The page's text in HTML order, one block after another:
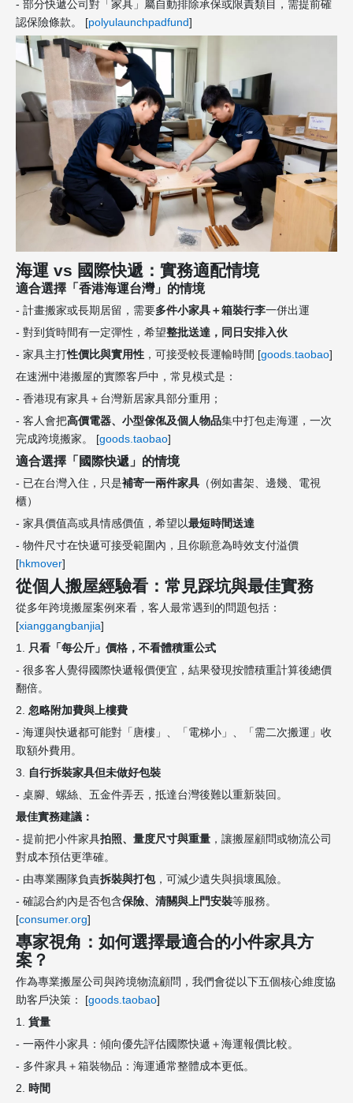
- 部分快遞公司對「家具」屬自動排除承保或限責類目，需提前確
認保險條款。 [polyulaunchpadfund]
海運 vs 國際快遞：實務適配情境
適合選擇「香港海運台灣」的情境
- 計畫搬家或長期居留，需要多件小家具＋箱裝行李一併出運
- 對到貨時間有一定彈性，希望整批送達，同日安排入伙
- 家具主打性價比與實用性 ，可接受較長運輸時間 [goods.taobao]
在速洲中港搬屋的實際客戶中，常見模式是：
- 香港現有家具＋台灣新居家具部分重用；
- 客人會把高價電器、小型傢俬及個人物品集中打包走海運，一次
完成跨境搬家。 [goods.taobao]
適合選擇「國際快遞」的情境
- 已在台灣入住，只是補寄一兩件家具 （例如書架、邊幾、電視
櫃）
- 家具價值高或具情感價值，希望以最短時間送達
- 物件尺寸在快遞可接受範圍內，且你願意為時效支付溢價
[hkmover]
從個人搬屋經驗看：常見踩坑與最佳實務
從多年跨境搬屋案例來看，客人最常遇到的問題包括：
[xianggangbanjia]
1.
只看「每公斤」價格，不看體積重公式
- 很多客人覺得國際快遞報價便宜，結果發現按體積重計算後總價
翻倍。
2. 忽略附加費與上樓費
- 海運與快遞都可能對「唐樓」、「電梯小」、「需二次搬運」收
取額外費用。
3.
自行拆裝家具但未做好包裝
- 桌腳、螺絲、五金件弄丟，抵達台灣後難以重新裝回。
最佳實務建議：
- 提前把小件家具拍照、量度尺寸與重量 ，讓搬屋顧問或物流公司
對成本預估更準確。
- 由專業團隊負責拆裝與打包，可減少遺失與損壞風險。
- 確認合約內是否包含保險、清關與上門安裝等服務。
[consumer.org]
專家視角：如何選擇最適合的小件家具方
案？
作為專業搬屋公司與跨境物流顧問，我們會從以下五個核心維度協
助客戶決策： [goods.taobao]
1. 貨量
- 一兩件小家具：傾向優先評估國際快遞＋海運報價比較。
- 多件家具＋箱裝物品：海運通常整體成本更低。
2. 時間